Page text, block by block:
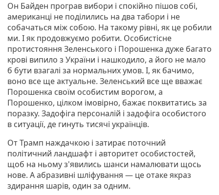
Он Байден програв вибори і спокійно пішов собі,
американці не поділились на два табори і не
собачаться між собою. На такому рівні, як це робили
ми. І як продовжуємо робити. Особистісне
протистояння Зеленського і Порошенка дуже багато
крові випило з України і нашкодило, а його не мало
б бути взагалі за нормальних умов. І, як бачимо,
воно все ще актуальне. Зеленський все ще вважає
Порошенка своїм особистим ворогом, а
Порошенко, цілком імовірно, бажає поквитатись за
поразку. Задофіга персоналій і задофіга особистого
в ситуації, де гинуть тисячі українців.
От Трамп наждачкою і затирає поточний
політичний ландшафт і авторитет особистостей,
щоб на ньому з'явились шанси намалювати щось
нове. А абразивні шліфування — це отаке якраз
здирання шарів, один за одним.